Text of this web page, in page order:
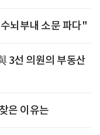
뇌부내 소문 파다"
3선 의원의 부동산
은 이유는